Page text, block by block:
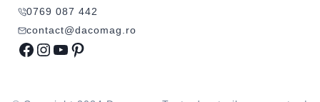
0769 087 442
contact@dacomag.ro
Facebook
Instagram
YouTube
Pinterest